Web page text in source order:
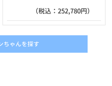
（税込：252,780円）
ちゃんを探す